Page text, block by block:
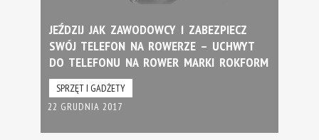
JEŹDZIJ JAK ZAWODOWCY I ZABEZPIECZ
SWÓJ TELEFON NA ROWERZE – UCHWYT
DO TELEFONU NA ROWER MARKI ROKFORM
SPRZĘT I GADŻETY
22 GRUDNIA 2017